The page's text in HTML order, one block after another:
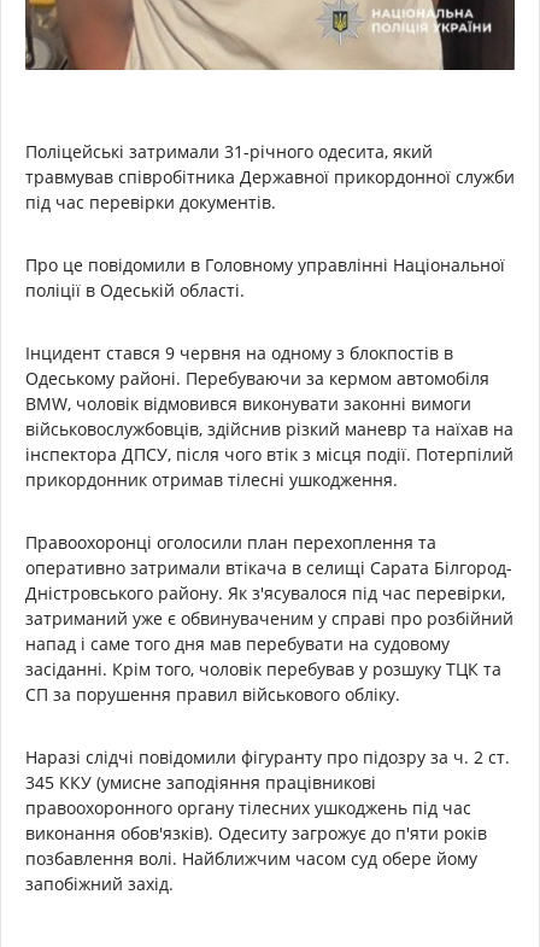
Поліцейські затримали 31-річного одесита, який
травмував співробітника Державної прикордонної служби
під час перевірки документів.
Про це повідомили в Головному управлінні Національної
поліції в Одеській області.
Інцидент стався 9 червня на одному з блокпостів в
Одеському районі. Перебуваючи за кермом автомобіля
BMW, чоловік відмовився виконувати законні вимоги
військовослужбовців, здійснив різкий маневр та наїхав на
інспектора ДПСУ, після чого втік з місця події. Потерпілий
прикордонник отримав тілесні ушкодження.
Правоохоронці оголосили план перехоплення та
оперативно затримали втікача в селищі Сарата Білгород-
Дністровського району. Як з'ясувалося під час перевірки,
затриманий уже є обвинуваченим у справі про розбійний
напад і саме того дня мав перебувати на судовому
засіданні. Крім того, чоловік перебував у розшуку ТЦК та
СП за порушення правил військового обліку.
Наразі слідчі повідомили фігуранту про підозру за ч. 2 ст.
345 ККУ (умисне заподіяння працівникові
правоохоронного органу тілесних ушкоджень під час
виконання обов'язків). Одеситу загрожує до п'яти років
позбавлення волі. Найближчим часом суд обере йому
запобіжний захід.